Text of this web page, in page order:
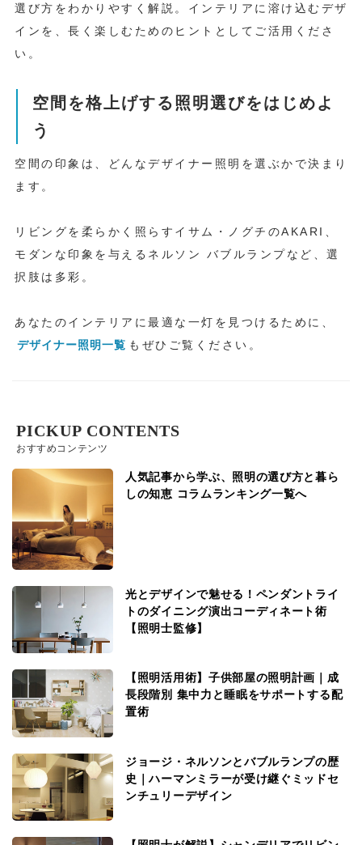
選び方をわかりやすく解説。インテリアに溶け込むデザ
インを、長く楽しむためのヒントとしてご活用くださ
い。
空間を格上げする照明選びをはじめよ
う
空間の印象は、どんなデザイナー照明を選ぶかで決まり
ます。
リビングを柔らかく照らすイサム・ノグチのAKARI、
モダンな印象を与えるネルソン バブルランプなど、選
択肢は多彩。
あなたのインテリアに最適な一灯を見つけるために、
デザイナー照明一覧 もぜひご覧ください。
ジョージ・ネルソンとバブルランプの歴
史｜ハーマンミラーが受け継ぐミッドセ
ンチュリーデザイン
【照明活用術】子供部屋の照明計画｜成
長段階別 集中力と睡眠をサポートする配
置術
光とデザインで魅せる！ペンダントライ
トのダイニング演出コーディネート術
【照明士監修】
人気記事から学ぶ、照明の選び方と暮ら
しの知恵 コラムランキング一覧へ
おすすめコンテンツ
PICKUP CONTENTS